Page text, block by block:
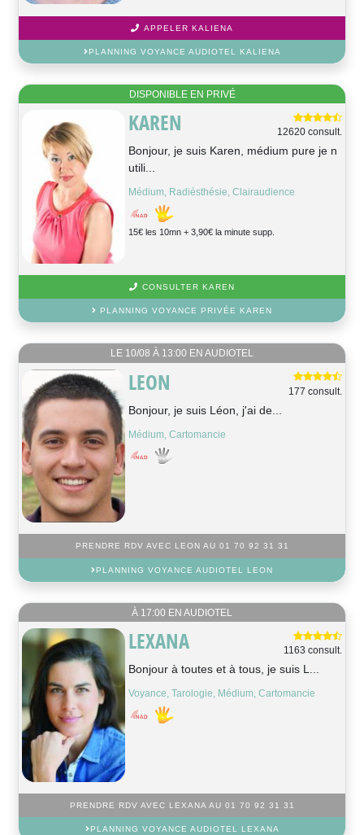
APPELER KALIENA
PLANNING VOYANCE AUDIOTEL KALIENA
DISPONIBLE EN PRIVÉ
KAREN 12620 consult.
Bonjour, je suis Karen, médium pure je n
utili...
Médium, Radiésthésie, Clairaudience
15€ les 10mn + 3,90€ la minute supp.
CONSULTER KAREN
PLANNING VOYANCE PRIVÉE KAREN
LE 10/08 À 13:00 EN AUDIOTEL
LEON 177 consult.
Bonjour, je suis Léon, j'ai de...
Médium, Cartomancie
PRENDRE RDV AVEC LEON AU 01 70 92 31 31
PLANNING VOYANCE AUDIOTEL LEON
À 17:00 EN AUDIOTEL
LEXANA 1163 consult.
Bonjour à toutes et à tous, je suis L...
Voyance, Tarologie, Médium, Cartomancie
PRENDRE RDV AVEC LEXANA AU 01 70 92 31 31
PLANNING VOYANCE AUDIOTEL LEXANA